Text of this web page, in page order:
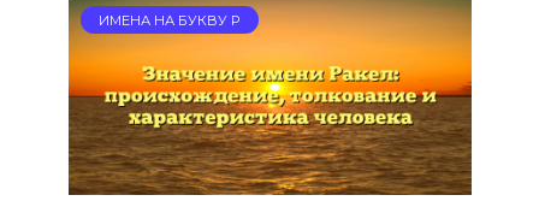
ИМЕНА НА БУКВУ Р